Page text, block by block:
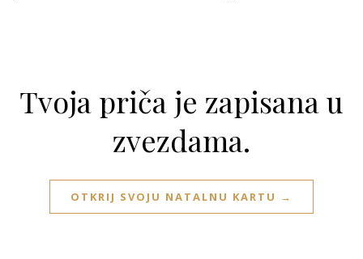
Tvoja priča je zapisana u
zvezdama.
OTKRIJ SVOJU NATALNU KARTU →